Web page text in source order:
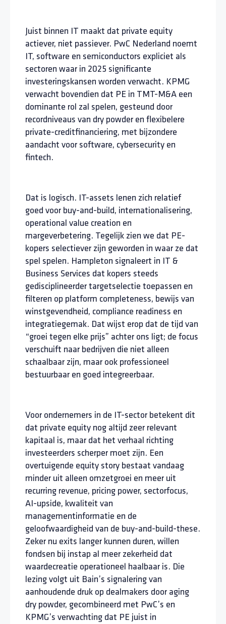
Juist binnen IT maakt dat private equity
actiever, niet passiever. PwC Nederland noemt
IT, software en semiconductors expliciet als
sectoren waar in 2025 significante
investeringskansen worden verwacht. KPMG
verwacht bovendien dat PE in TMT-M&A een
dominante rol zal spelen, gesteund door
recordniveaus van dry powder en flexibelere
private-creditfinanciering, met bijzondere
aandacht voor software, cybersecurity en
fintech.
Dat is logisch. IT-assets lenen zich relatief
goed voor buy-and-build, internationalisering,
operational value creation en
margeverbetering. Tegelijk zien we dat PE-
kopers selectiever zijn geworden in waar ze dat
spel spelen. Hampleton signaleert in IT &
Business Services dat kopers steeds
gedisciplineerder targetselectie toepassen en
filteren op platform completeness, bewijs van
winstgevendheid, compliance readiness en
integratiegemak. Dat wijst erop dat de tijd van
“groei tegen elke prijs” achter ons ligt; de focus
verschuift naar bedrijven die niet alleen
schaalbaar zijn, maar ook professioneel
bestuurbaar en goed integreerbaar.
Voor ondernemers in de IT-sector betekent dit
dat private equity nog altijd zeer relevant
kapitaal is, maar dat het verhaal richting
investeerders scherper moet zijn. Een
overtuigende equity story bestaat vandaag
minder uit alleen omzetgroei en meer uit
recurring revenue, pricing power, sectorfocus,
AI-upside, kwaliteit van
managementinformatie en de
geloofwaardigheid van de buy-and-build-these.
Zeker nu exits langer kunnen duren, willen
fondsen bij instap al meer zekerheid dat
waardecreatie operationeel haalbaar is. Die
lezing volgt uit Bain’s signalering van
aanhoudende druk op dealmakers door aging
dry powder, gecombineerd met PwC’s en
KPMG’s verwachting dat PE juist in